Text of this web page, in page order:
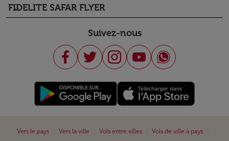
FIDELITE SAFAR FLYER
keyboard_arrow_down
Suivez-nous
Vers le pays Vers la ville Vols entre villes Vols de ville à pays